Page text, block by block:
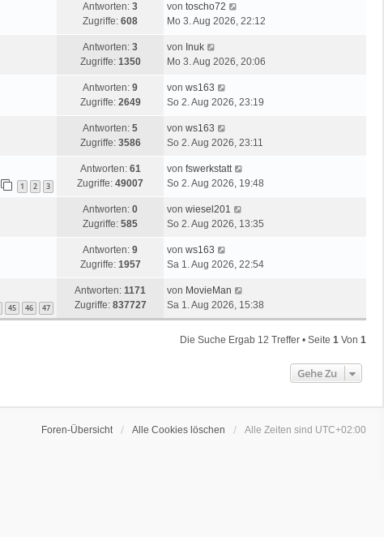
Antworten: 3
Zugriffe: 608
von toscho72
Mo 3. Aug 2026, 22:12
Antworten: 3
Zugriffe: 1350
von Inuk
Mo 3. Aug 2026, 20:06
Antworten: 9
Zugriffe: 2649
von ws163
So 2. Aug 2026, 23:19
Antworten: 5
Zugriffe: 3586
von ws163
So 2. Aug 2026, 23:11
1 2 3
Antworten: 61
Zugriffe: 49007
von fswerkstatt
So 2. Aug 2026, 19:48
Antworten: 0
Zugriffe: 585
von wiesel201
So 2. Aug 2026, 13:35
Antworten: 9
Zugriffe: 1957
von ws163
Sa 1. Aug 2026, 22:54
45 46 47
Antworten: 1171
Zugriffe: 837727
von MovieMan
Sa 1. Aug 2026, 15:38
Die Suche Ergab 12 Treffer • Seite 1 Von 1
Gehe Zu
Foren-Übersicht Alle Cookies löschen Alle Zeiten sind UTC+02:00